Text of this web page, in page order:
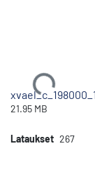
Ladataan...
21.95 MB
Lataukset 267